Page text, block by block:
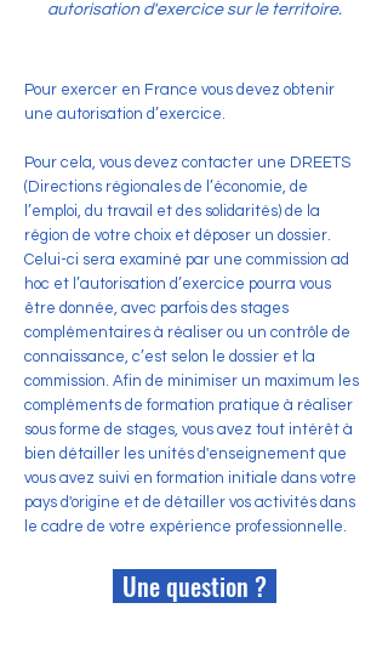
autorisation d'exercice sur le territoire.
Pour exercer en France vous devez obtenir
une autorisation d’exercice.
Pour cela, vous devez contacter une DREETS
(Directions régionales de l’économie, de
l’emploi, du travail et des solidarités) de la
région de votre choix et déposer un dossier.
Celui-ci sera examiné par une commission ad
hoc et l’autorisation d’exercice pourra vous
être donnée, avec parfois des stages
complémentaires à réaliser ou un contrôle de
connaissance, c’est selon le dossier et la
commission. Afin de minimiser un maximum les
compléments de formation pratique à réaliser
sous forme de stages, vous avez tout intérêt à
bien détailler les unités d'enseignement que
vous avez suivi en formation initiale dans votre
pays d'origine et de détailler vos activités dans
le cadre de votre expérience professionnelle.
Une question ?